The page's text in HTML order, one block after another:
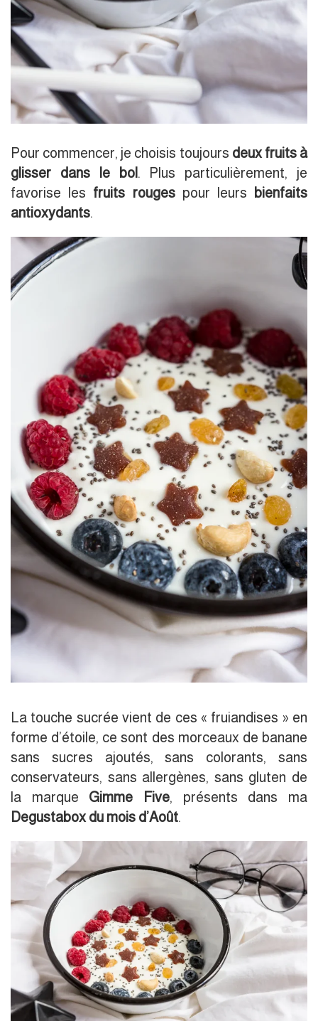
Pour commencer, je choisis toujours deux fruits à
glisser dans le bol. Plus particulièrement, je
favorise les fruits rougespour leurs bienfaits
antioxydants.
La touche sucrée vient de ces « fruiandises » en
forme d’étoile, ce sont des morceaux de banane
sans sucres ajoutés, sans colorants, sans
conservateurs, sans allergènes, sans gluten de
la marque Gimme Five, présents dans ma
Degustabox du mois d’Août.